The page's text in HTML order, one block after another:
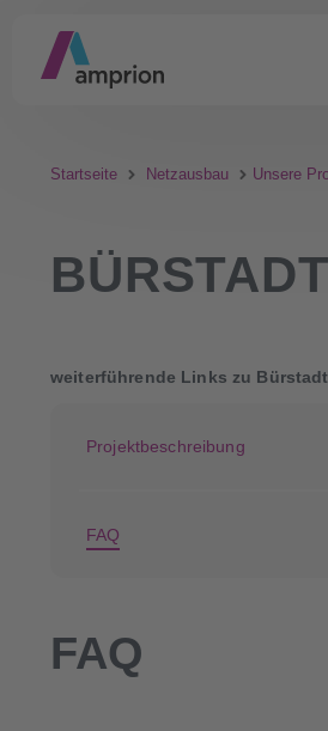
Startseite Netzausbau Unsere
weiterführende Links zu Bürstadt
Projektbeschreibung
FAQ
FAQ